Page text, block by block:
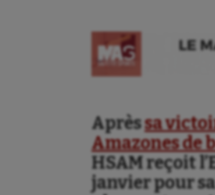
Aéronautique
Athlétisme
Aprèssa
Amazones de
HSAM reçoit
janvier pour